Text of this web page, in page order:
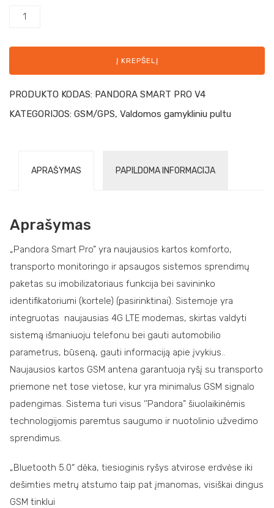
Į KREPŠELĮ
PRODUKTO KODAS: PANDORA SMART PRO V4
KATEGORIJOS: GSM/GPS, Valdomos gamykliniu pultu
APRAŠYMAS PAPILDOMA INFORMACIJA
Aprašymas
„Pandora Smart Pro” yra naujausios kartos komforto,
transporto monitoringo ir apsaugos sistemos sprendimų
paketas su imobilizatoriaus funkcija bei savininko
identifikatoriumi (kortele) (pasirinktinai). Sistemoje yra
integruotas naujausias 4G LTE modemas, skirtas valdyti
sistemą išmaniuoju telefonu bei gauti automobilio
parametrus, būseną, gauti informaciją apie įvykius..
Naujausios kartos GSM antena garantuoja ryšį su transporto
priemone net tose vietose, kur yra minimalus GSM signalo
padengimas. Sistema turi visus ‘’Pandora” šiuolaikinėmis
technologijomis paremtus saugumo ir nuotolinio užvedimo
sprendimus.
„Bluetooth 5.0“ dėka, tiesioginis ryšys atvirose erdvėse iki
dešimties metrų atstumo taip pat įmanomas, visiškai dingus
GSM tinklui